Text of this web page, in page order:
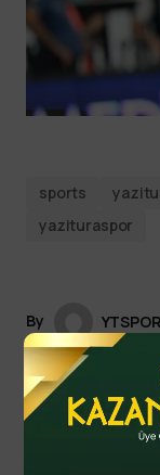
sports
yazituraspor
By
YTSPOR
UpdatedEylül
Spor Haberleri